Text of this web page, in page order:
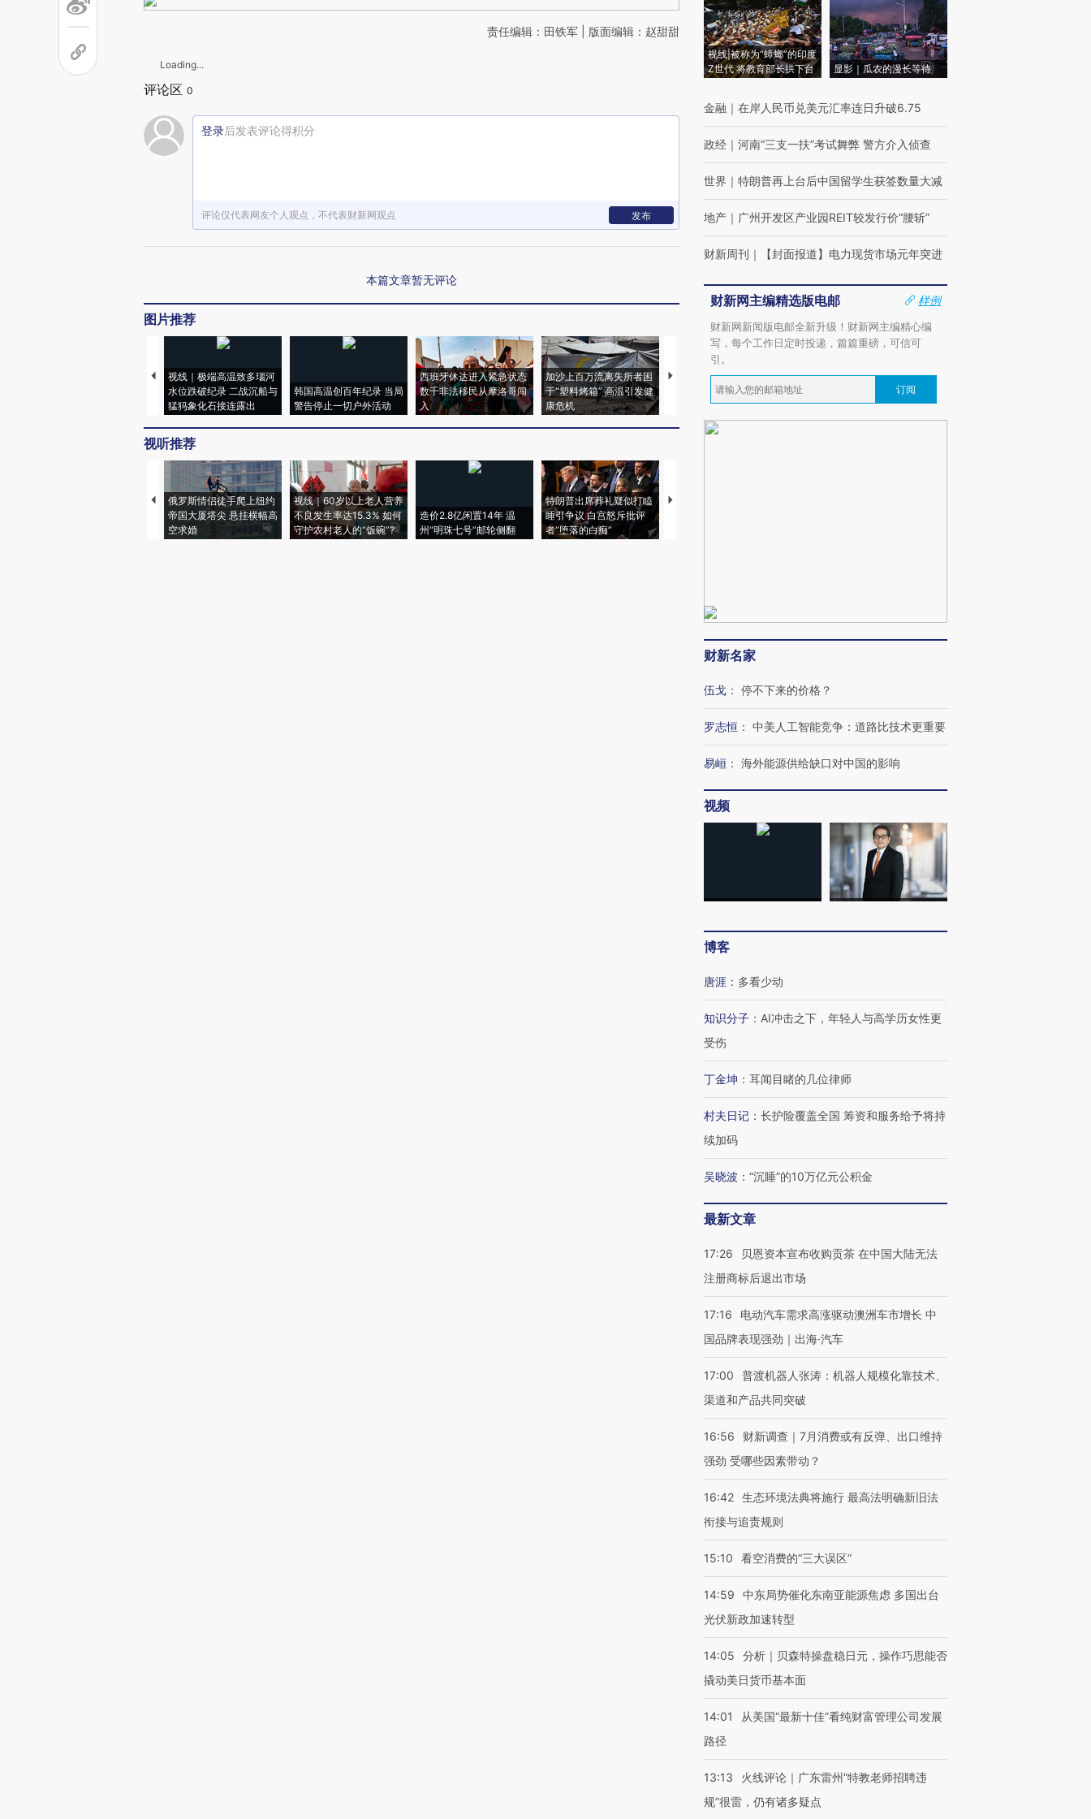
责任编辑：田铁军 | 版面编辑：赵甜甜
Loading...
评论区 0
登录后发表评论得积分
评论仅代表网友个人观点，不代表财新网观点 发布
本篇文章暂无评论
图片推荐
视线｜极端高温致多瑙河
水位跌破纪录 二战沉船与
猛犸象化石接连露出
韩国高温创百年纪录 当局
警告停止一切户外活动
西班牙休达进入紧急状态
数千非法移民从摩洛哥闯
入
加沙上百万流离失所者困
于“塑料烤箱” 高温引发健
康危机
视线｜HYROX的吸金
术：是什么让中产们甘
心“花钱找虐”？
马航飞行员跨国走私7万
粒摇头丸 尿检体内含3种
毒品
视线｜被称为“蟑螂”的印
育部长拱下台
视听推荐
俄罗斯情侣徒手爬上纽约
帝国大厦塔尖 悬挂横幅高
空求婚
视线｜60岁以上老人营养
不良发生率达15.3% 如何
守护农村老人的“饭碗”?
造价2.8亿闲置14年 温
州“明珠七号”邮轮侧翻
特朗普出席葬礼疑似打瞌
睡引争议 白宫怒斥批评
者“堕落的白痴”
视线｜全球最热百城独占
视线|被称为“蟑螂”的印度
Z世代 将教育部长拱下台
显影｜瓜农的漫长等待
金融 ｜ 在岸人民币兑美元汇率连日升破6.75
政经 ｜ 河南“三支一扶”考试舞弊 警方介入侦查
世界 ｜ 特朗普再上台后中国留学生获签数量大减
地产 ｜ 广州开发区产业园REIT较发行价“腰斩”
财新周刊 ｜ 【封面报道】电力现货市场元年突进
财新网主编精选版电邮
样例
财新网新闻版电邮全新升级！财新网主编精心编
写，每个工作日定时投递，篇篇重磅，可信可
引。
订阅
财新名家
伍戈 ： 停不下来的价格？
罗志恒 ： 中美人工智能竞争：道路比技术更重要
易峘 ： 海外能源供给缺口对中国的影响
视频
博客
唐涯 ： 多看少动
知识分子 ： AI冲击之下，年轻人与高学历女性更
受伤
丁金坤 ： 耳闻目睹的几位律师
村夫日记 ： 长护险覆盖全国 筹资和服务给予将持
续加码
吴晓波 ： “沉睡”的10万亿元公积金
最新文章
17:26
贝恩资本宣布收购贡茶 在中国大陆无法
注册商标后退出市场
17:16
电动汽车需求高涨驱动澳洲车市增长 中
国品牌表现强劲｜出海·汽车
17:00
普渡机器人张涛：机器人规模化靠技术、
渠道和产品共同突破
16:56
财新调查｜7月消费或有反弹、出口维持
强劲 受哪些因素带动？
16:42 生态环境法典将施行 最高法明确新旧法
衔接与追责规则
15:10 看空消费的“三大误区”
14:59
中东局势催化东南亚能源焦虑 多国出台
光伏新政加速转型
14:05
分析｜贝森特操盘稳日元，操作巧思能否
撬动美日货币基本面
14:01
从美国“最新十佳”看纯财富管理公司发展
路径
13:13
火线评论｜广东雷州“特教老师招聘违
规”很雷，仍有诸多疑点